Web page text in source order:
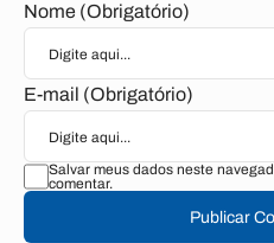
Nome (Obrigatório)
E-mail (Obrigatório)
Salvar meus dados neste
comentar.
Publicar